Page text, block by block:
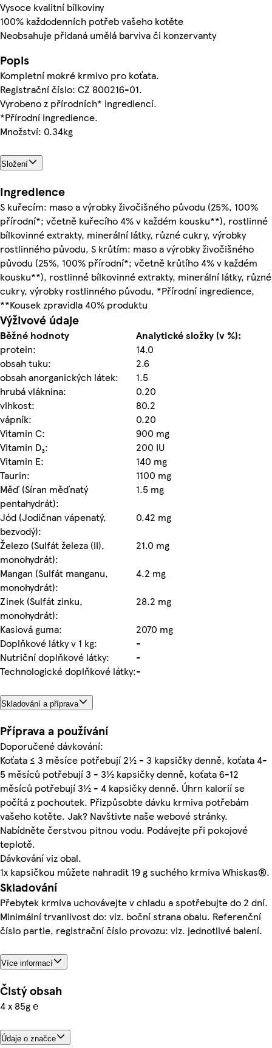
Vysoce kvalitní bílkoviny
100% každodenních potřeb vašeho kotěte
Neobsahuje přidaná umělá barviva či konzervanty
Popis
Kompletní mokré krmivo pro koťata.
Registrační číslo: CZ 800216-01.
Vyrobeno z přírodních* ingrediencí.
*Přírodní ingredience.
Množství: 0.34kg
Složení
Ingredience
S kuřecím: maso a výrobky živočišného původu (25%, 100%
přírodní*; včetně kuřecího 4% v každém kousku**), rostlinné
bílkovinné extrakty, minerální látky, různé cukry, výrobky
rostlinného původu, S krůtím: maso a výrobky živočišného
původu (25%, 100% přírodní*; včetně krůtího 4% v každém
kousku**), rostlinné bílkovinné extrakty, minerální látky, různé
cukry, výrobky rostlinného původu, *Přírodní ingredience,
**Kousek zpravidla 40% produktu
Výživové údaje
Běžné hodnoty
Analytické složky (v %):
protein:
14.0
obsah tuku:
2.6
obsah anorganických látek:
1.5
hrubá vláknina:
0.20
vlhkost:
80.2
vápník:
0.20
Vitamin C:
900 mg
Vitamin D₃:
200 IU
Vitamin E:
140 mg
Taurin:
1100 mg
Měď (Síran měďnatý
pentahydrát):
1.5 mg
Jód (Jodičnan vápenatý,
bezvodý):
0.42 mg
Železo (Sulfát železa (II),
monohydrát):
21.0 mg
Mangan (Sulfát manganu,
monohydrát):
4.2 mg
Zinek (Sulfát zinku,
monohydrát):
28.2 mg
Kasiová guma:
2070 mg
Doplňkové látky v 1 kg:
-
Nutriční doplňkové látky:
-
Technologické doplňkové látky:-
Skladování a příprava
Příprava a používání
Doporučené dávkování:
Koťata ≤ 3 měsíce potřebují 2½ - 3 kapsičky denně, koťata 4-
5 měsíců potřebují 3 - 3½ kapsičky denně, koťata 6-12
měsíců potřebují 3½ - 4 kapsičky denně. Úhrn kalorií se
počítá z pochoutek. Přizpůsobte dávku krmiva potřebám
vašeho kotěte. Jak? Navštivte naše webové stránky.
Nabídněte čerstvou pitnou vodu. Podávejte při pokojové
teplotě.
Dávkování viz obal.
1x kapsičkou můžete nahradit 19 g suchého krmiva Whiskas®.
Skladování
Přebytek krmiva uchovávejte v chladu a spotřebujte do 2 dní.
Minimální trvanlivost do: viz. boční strana obalu. Referenční
číslo partie, registrační číslo provozu: viz. jednotlivé balení.
Více informací
Čistý obsah
4 x 85g ℮
Údaje o značce